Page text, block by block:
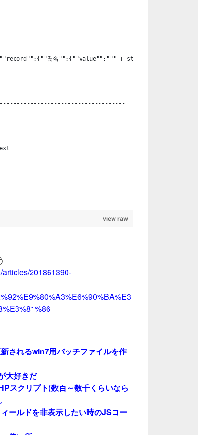
氏名"":{""value"":""" + strName + """},""住
view raw
articles/201861390-
されるwin7用バッチファイルを作
大好きだ
スクリプト(数百～数千くらいなら
ールドを非表示したい時のJSコー